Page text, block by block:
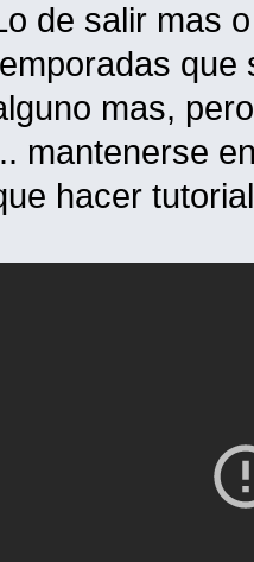
de salir mas
que
mas,
mantenerse
hacer